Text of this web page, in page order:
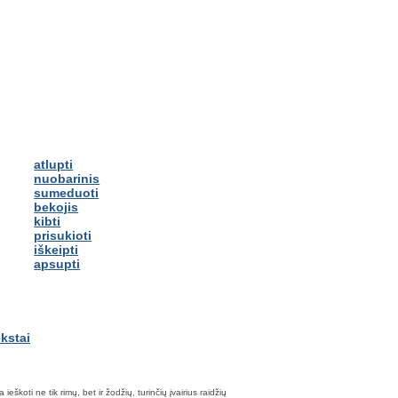
atlupti
nuobarinis
sumeduoti
bekojis
kibti
prisukioti
iškeipti
apsupti
ne tik rimų, bet ir žodžių, turinčių įvairius raidžių